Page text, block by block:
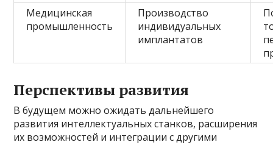
Медицинская
промышленность
Производство
индивидуальных
имплантатов
Перспективы развития
В будущем можно ожидать дальнейшего
развития интеллектуальных станков, расширения
их возможностей и интеграции с другими